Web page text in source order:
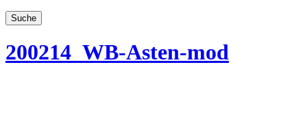
200214_WB-Asten-mod